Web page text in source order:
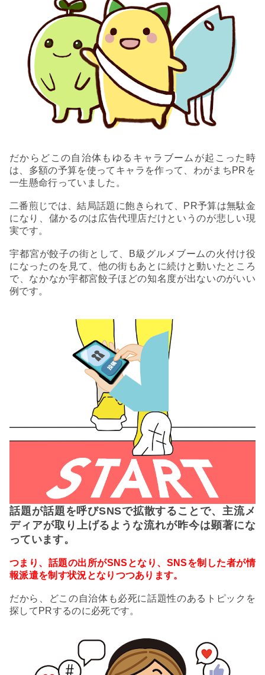
だからどこの自治体もゆるキャラブームが起こった時
は、多額の予算を使ってキャラを作って、わがまちPRを
一生懸命行っていました。
二番煎じでは、結局話題に飽きられて、PR予算は無駄金
になり、儲かるのは広告代理店だけというのが悲しい現
実です。
宇都宮が餃子の街として、B級グルメブームの火付け役
になったのを見て、他の街もあとに続けと動いたところ
で、なかなか宇都宮餃子ほどの知名度が出ないのがいい
例です。
話題が話題を呼びSNSで拡散することで、主流メ
ディアが取り上げるような流れが昨今は顕著にな
っています。
つまり、話題の出所がSNSとなり、SNSを制した者が情
報派遣を制す状況となりつつあります。
だから、どこの自治体も必死に話題性のあるトピックを
探してPRするのに必死です。